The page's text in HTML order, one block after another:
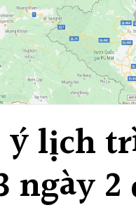
ý lịch
ngày